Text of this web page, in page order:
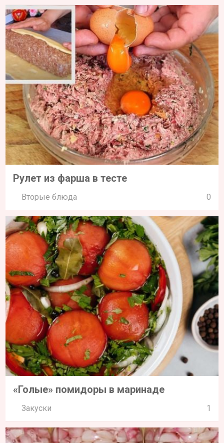
Рулет из фарша в тесте
Вторые блюда 0
«Голые» помидоры в маринаде
Закуски 1